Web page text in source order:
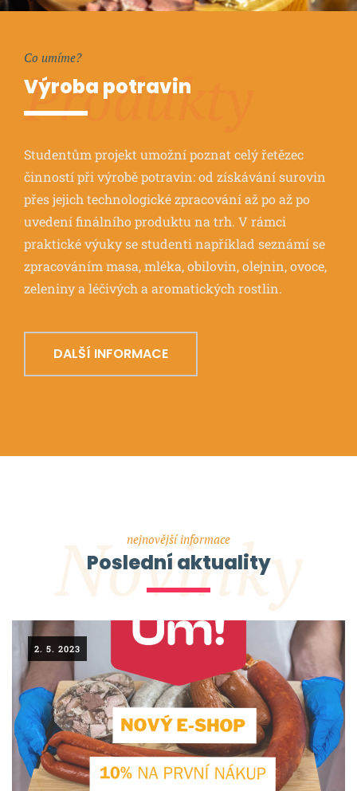
Produkty
Co umíme?
Výroba potravin
Studentům projekt umožní poznat celý řetězec
činností při výrobě potravin: od získávání surovin
přes jejich technologické zpracování až po až po
uvedení finálního produktu na trh. V rámci
praktické výuky se studenti například seznámí se
zpracováním masa, mléka, obilovin, olejnin, ovoce,
zeleniny a léčivých a aromatických rostlin.
DALŠÍ INFORMACE
Novinky
nejnovější informace
Poslední aktuality
2. 5. 2023